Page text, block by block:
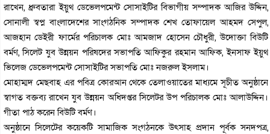
রাখেন, ধ্রুবতারা ইয়ুথ ডেভেলপমেন্ট সোসাইটির বিভাগীয় সম্পাদক আজির উদ্দিন,
সোনালী স্বপ্ন বাংলাদেশের সাংগঠনিক সম্পাদক শেখ তোফায়েল আহমদ সেপুল,
আজহান ডেইরী ফার্মের পরিচালক মোঃ আমজাদ হোসেন চৌধুরী, উদোক্তা বিউটি
বর্মণ, সিলেট যুব উন্নয়ন পরিষদের সভাপতি আফিকুর রহমান আফিক, ইনসাফ ইয়ুথ
ভিলেজ ডেভেলপমেন্ট সোসাইটির সভাপতি মোঃ নজরুল ইসলাম।
মোহাম্মদ মেছবাহ এর পবিত্র কোরআন থেকে তেলাওয়াতের মাধ্যমে সূচীত অনুষ্ঠানে
স্বাগত বক্তব্য রাখেন যুব উন্নয়ন অধিদপ্তর সিলেটর উপ পরিচালক মোঃ আলাউদ্দিন।
গীতা পাঠ করেন বিউটি বর্মণ।
অনুষ্ঠানে সিলেটের কয়েকটি সামাজিক সংগঠনকে উৎসাহ প্রদান পূর্বক সনদপত্র,